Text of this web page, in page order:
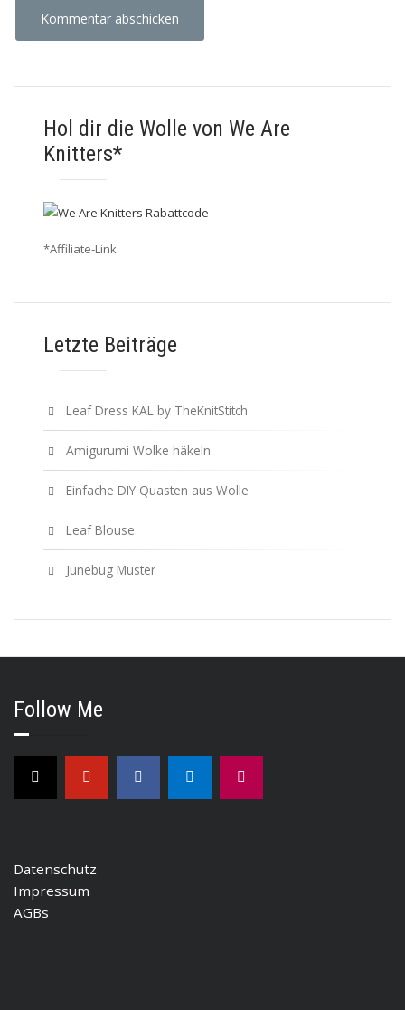
Hol dir die Wolle von We Are
Knitters*
*Affiliate-Link
Letzte Beiträge
Leaf Dress KAL by TheKnitStitch
Amigurumi Wolke häkeln
Einfache DIY Quasten aus Wolle
Leaf Blouse
Junebug Muster
Follow Me
Datenschutz
Impressum
AGBs